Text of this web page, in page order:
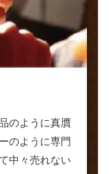
のように真贋
のように専門
中々売れない